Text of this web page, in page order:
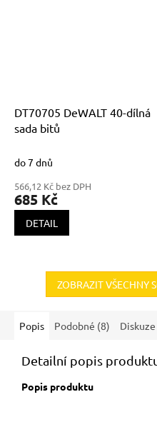
DT70705 DeWALT 40-dílná
sada bitů
do 7 dnů
566,12 Kč bez DPH
685 Kč
DETAIL
ZOBRAZIT VŠECHNY
Popis Podobné (8) Diskuze
Detailní popis
Popis produktu